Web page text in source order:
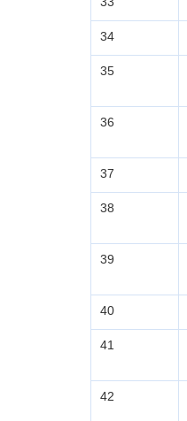
34
35
36
37
38
39
40
41
42